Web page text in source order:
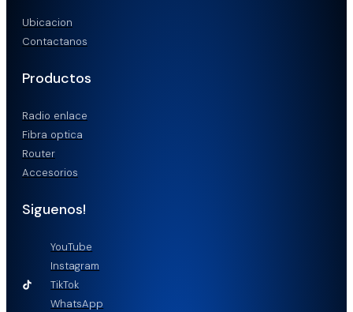
Ubicacion
Contactanos
Productos
Radio enlace
Fibra optica
Router
Accesorios
Siguenos!
YouTube
Instagram
TikTok
WhatsApp